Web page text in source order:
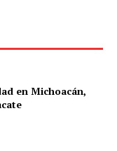
en Michoacán,